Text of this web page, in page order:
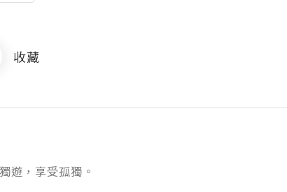
收藏
遊，享受孤獨。